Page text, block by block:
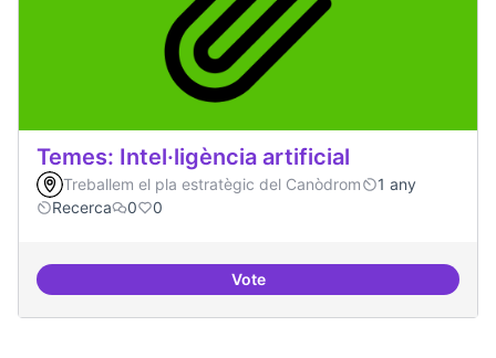
Temes: Intel·ligència artificial
Treballem el pla estratègic del Canòdrom
1 any
Recerca
0 0
VoteTemes: Intel·ligència artificial